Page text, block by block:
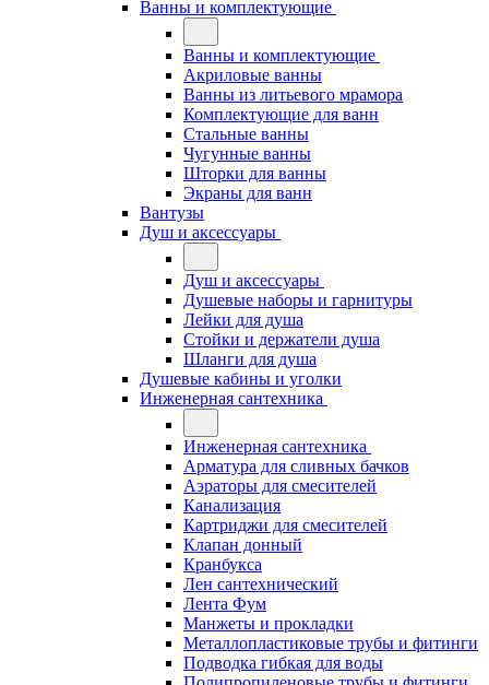
Ванны и комплектующие
Ванны и комплектующие
Акриловые ванны
Ванны из литьевого мрамора
Комплектующие для ванн
Стальные ванны
Чугунные ванны
Шторки для ванны
Экраны для ванн
Вантузы
Душ и аксессуары
Душ и аксессуары
Душевые наборы и гарнитуры
Лейки для душа
Стойки и держатели душа
Шланги для душа
Душевые кабины и уголки
Инженерная сантехника
Инженерная сантехника
Арматура для сливных бачков
Аэраторы для смесителей
Канализация
Картриджи для смесителей
Клапан донный
Кранбукса
Лен сантехнический
Лента Фум
Манжеты и прокладки
Металлопластиковые трубы и фитинги
Подводка гибкая для воды